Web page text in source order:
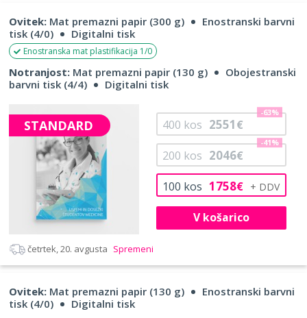
Ovitek: Mat premazni papir (300 g)
Enostranski barvni
tisk (4/0)
Digitalni tisk
Enostranska mat plastifikacija 1/0
Notranjost: Mat premazni papir (130 g)
Obojestranski
barvni tisk (4/4)
Digitalni tisk
STANDARD
100 kos 1758€
200 kos 2046€
-41%
400 kos 2551€
-63%
V košarico
četrtek, 20. avgusta Spremeni
Ovitek: Mat premazni papir (130 g)
Enostranski barvni
tisk (4/0)
Digitalni tisk